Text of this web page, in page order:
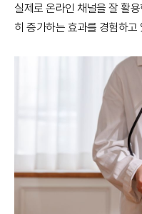
실제로 온라인 채널을 잘 활
히 증가하는 효과를 경험하고